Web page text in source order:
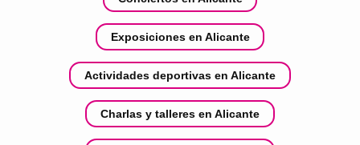
Exposiciones en Alicante
Actividades deportivas en Alicante
Charlas y talleres en Alicante